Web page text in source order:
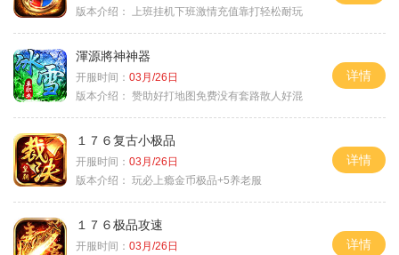
版本介绍：
上班挂机下班激情充值靠打轻松耐玩
渾源將神神器
开服时间： 03月/26日
版本介绍： 赞助好打地图免费没有套路散人好混
详情
１７６复古小极品
开服时间： 03月/26日
版本介绍： 玩必上瘾金币极品+5养老服
详情
１７６极品攻速
开服时间： 03月/26日
详情